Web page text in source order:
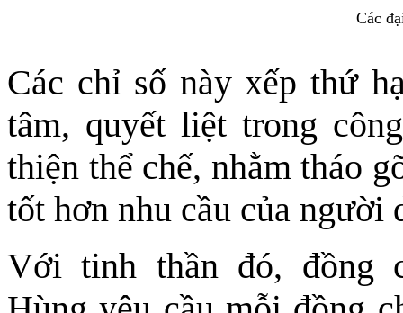
Các
Các chỉ số này xếp thứ
tâm, quyết liệt trong
thiện thể chế, nhằm tháo
tốt hơn nhu cầu của người
Với tinh thần đó,